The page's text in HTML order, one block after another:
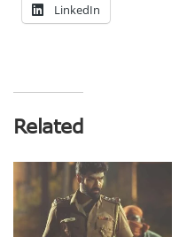
LinkedIn
Related